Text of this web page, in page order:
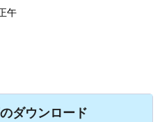
午
ダウンロード